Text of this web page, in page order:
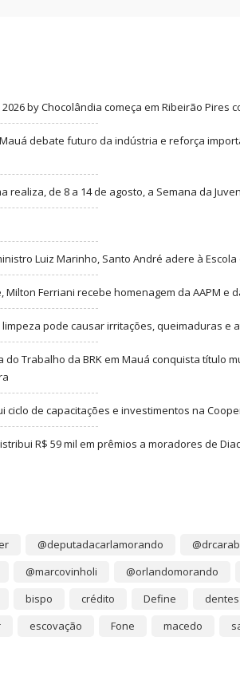
by Chocolândia começa em Ribeirão Pires
debate futuro da indústria e reforça
realiza, de 8 a 14 de agosto, a Semana da
Luiz Marinho, Santo André adere à
Milton Ferriani recebe homenagem da AAPM e
pode causar irritações, queimaduras e
do Trabalho da BRK em Mauá conquista título
ciclo de capacitações e investimentos na
R$ 59 mil em prêmios a moradores de
@deputadacarlamorando
@marcovinholi
@orlandomorando
bispo crédito Define
dentes
escovação Fone macedo